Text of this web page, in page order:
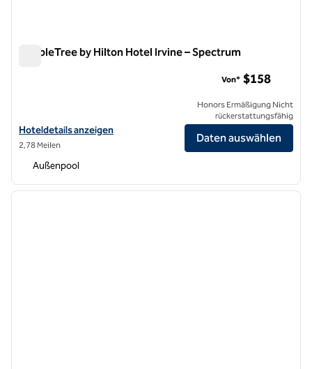
DoubleTree by Hilton Hotel Irvine – Spectrum
Hoteldetails für DoubleTree by Hilton Hotel Irvine – Spectrum
Hoteldetails anzeigen
2,78 Meilen
Von* $158
Honors Ermäßigung Nicht
rückerstattungsfähig
Daten auswählen
Außenpool
1 von 12